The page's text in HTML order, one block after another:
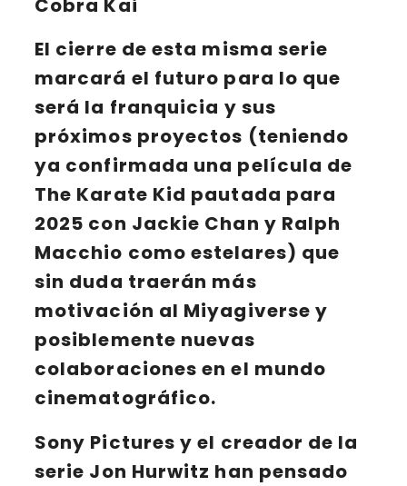
Cobra Kai
El cierre de esta misma serie
marcará el futuro para lo que
será la franquicia y sus
próximos proyectos (teniendo
ya confirmada una película de
The Karate Kid pautada para
2025 con Jackie Chan y Ralph
Macchio como estelares) que
sin duda traerán más
motivación al Miyagiverse y
posiblemente nuevas
colaboraciones en el mundo
cinematográfico.
Sony Pictures y el creador de la
serie Jon Hurwitz han pensado